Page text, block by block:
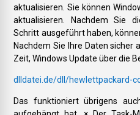
aktualisieren. Sie können
aktualisieren. Nachdem Sie
Schritt ausgeführt haben,
Nachdem Sie Ihre Daten
Zeit, Windows Update über die
dlldatei.de/dll/hewlettpackard-
Das funktioniert übrigens